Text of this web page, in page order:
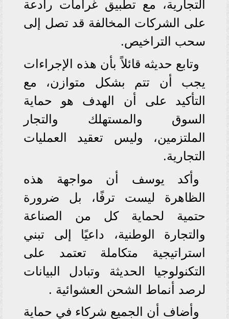
التجارية، مع تطبيق غرامات رادعة
على الشركات المخالفة قد تصل إلى
سحب التراخيص.
وتابع حديثه قائلاً بأن هذه الإجراءات
يجب أن تتم بشكل متوازن، مع
التأكيد على أن الهدف هو حماية
السوق والمستهلك والتجار
الملتزمين، وليس تعقيد العمليات
التجارية.
وأكد يوسف أن مواجهة هذه
الظاهرة ليست ترفًا، بل ضرورة
حتمية لحماية كل من الصناعة
والتجارة الوطنية، داعيًا إلى تبني
استراتيجية متكاملة تعتمد على
التكنولوجيا الحديثة وتبادل البيانات
لرصد أنماط الشحن العشوائية .
وأضاف أن الجميع شركاء في حماية